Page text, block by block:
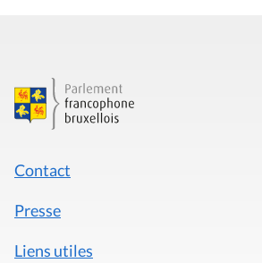
Contact
Presse
Liens utiles